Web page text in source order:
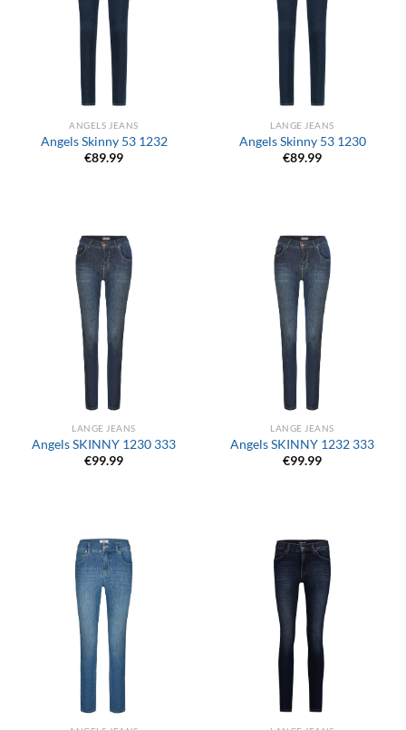
ANGELS JEANS
Angels Skinny 53 1232
€89.99
LANGE JEANS
Angels Skinny 53 1230
€89.99
LANGE JEANS
Angels SKINNY 1230 333
€99.99
LANGE JEANS
Angels SKINNY 1232 333
€99.99